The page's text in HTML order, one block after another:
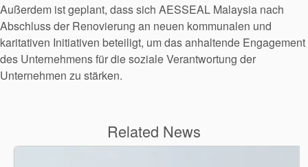
Außerdem ist geplant, dass sich AESSEAL Malaysia nach
Abschluss der Renovierung an neuen kommunalen und
karitativen Initiativen beteiligt, um das anhaltende Engagement
des Unternehmens für die soziale Verantwortung der
Unternehmen zu stärken.
Related News